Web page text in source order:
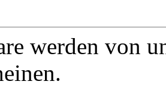
werden von